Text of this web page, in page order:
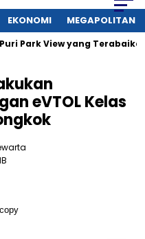
EKONOMI MEGAPOLITAN
View yang Terabaikan: Tak
eVTOL Kelas